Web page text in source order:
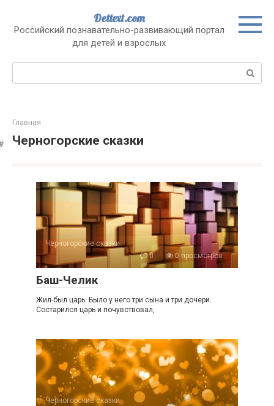
контенту
Dettext.com
Российский познавательно-развивающий портал
для детей и взрослых
Поиск:
Главная
Черногорские сказки
Черногорские сказки
0
0 просмотров
Баш-Челик
Жил-был царь. Было у него три сына и три дочери.
Состарился царь и почувствовал,
Черногорские сказки